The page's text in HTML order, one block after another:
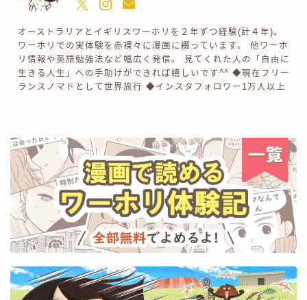
オーストラリアとイギリスワーホリを２年ずつ経験(計４年)。
ワーホリでの実体験を赤裸々に漫画に綴っています。 他ワーホ
リ情報や英語勉強法など幅広く発信。 見てくれた人の「自由に
生きる人生」への手助けができれば嬉しいです^^ ◆現在フリー
ランスノマドとして世界旅行 ◆インスタフォロワー1万人以上